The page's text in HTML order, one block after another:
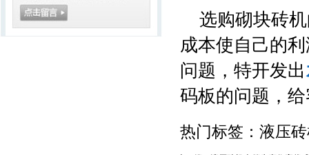
选购砌块砖
成本使自己的
问题，特开发出
码板的问题，
热门标签：液压